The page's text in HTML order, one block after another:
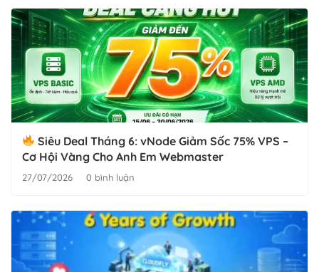
Siêu Deal Tháng 6: vNode Giảm Sốc 75% VPS –
Cơ Hội Vàng Cho Anh Em Webmaster
27/07/2026 0 bình luận